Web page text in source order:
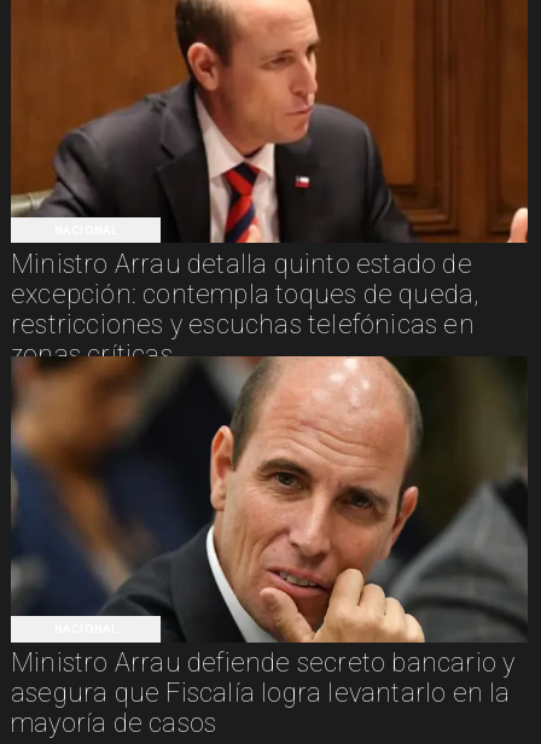
Ministro Arrau detalla quinto estado de
excepción: contempla toques de queda,
restricciones y escuchas telefónicas en
zonas críticas
Ministro Arrau defiende secreto bancario y
asegura que Fiscalía logra levantarlo en la
mayoría de casos